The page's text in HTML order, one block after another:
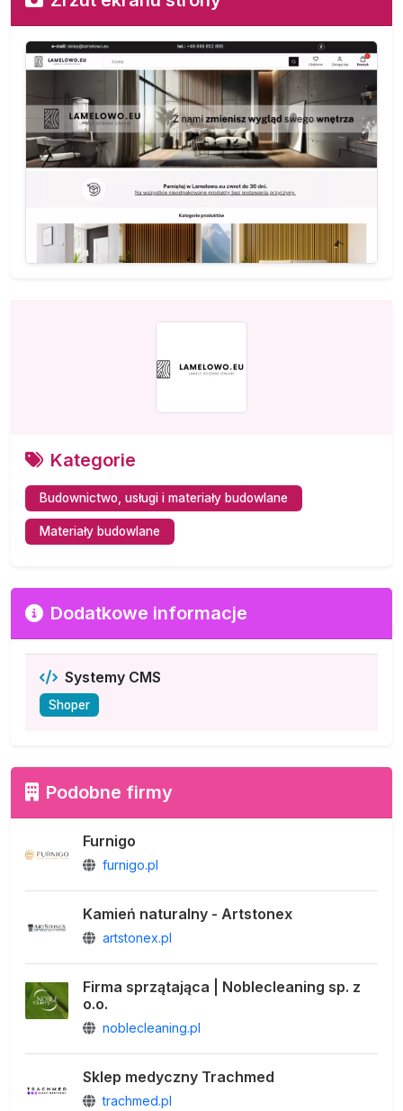
Kategorie
Budownictwo, usługi i materiały budowlane
Materiały budowlane
Dodatkowe informacje
Systemy CMS
Shoper
Podobne firmy
Furnigo
furnigo.pl
Kamień naturalny - Artstonex
artstonex.pl
Firma sprzątająca | Noblecleaning sp. z
o.o.
noblecleaning.pl
Sklep medyczny Trachmed
trachmed.pl